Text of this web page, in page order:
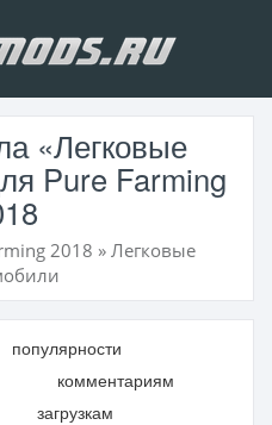
«Легковые
Pure Farming
2018 » Легковые
популярности
комментариям
загрузкам